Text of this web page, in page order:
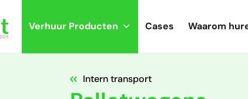
Verhuur Producten Cases Waarom
Intern transport